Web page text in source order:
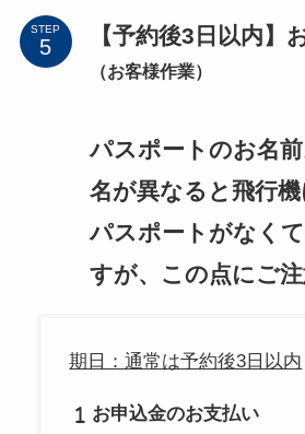
STEP 【予約後3日以内】
（お客様作業）
パスポートのお名
名が異なると飛行
パスポートがなく
すが、この点にご注
期日：通常は予約後3日以内
お申込金のお支払い